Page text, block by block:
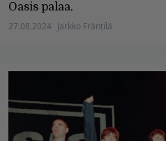
Oasis palaa.
27.08.2024 Jarkko Fräntilä